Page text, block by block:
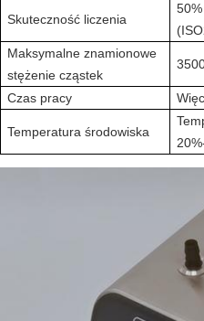
Skuteczność liczenia
Maksymalne znamionowe
stężenie cząstek
Czas pracy
Temperatura środowiska